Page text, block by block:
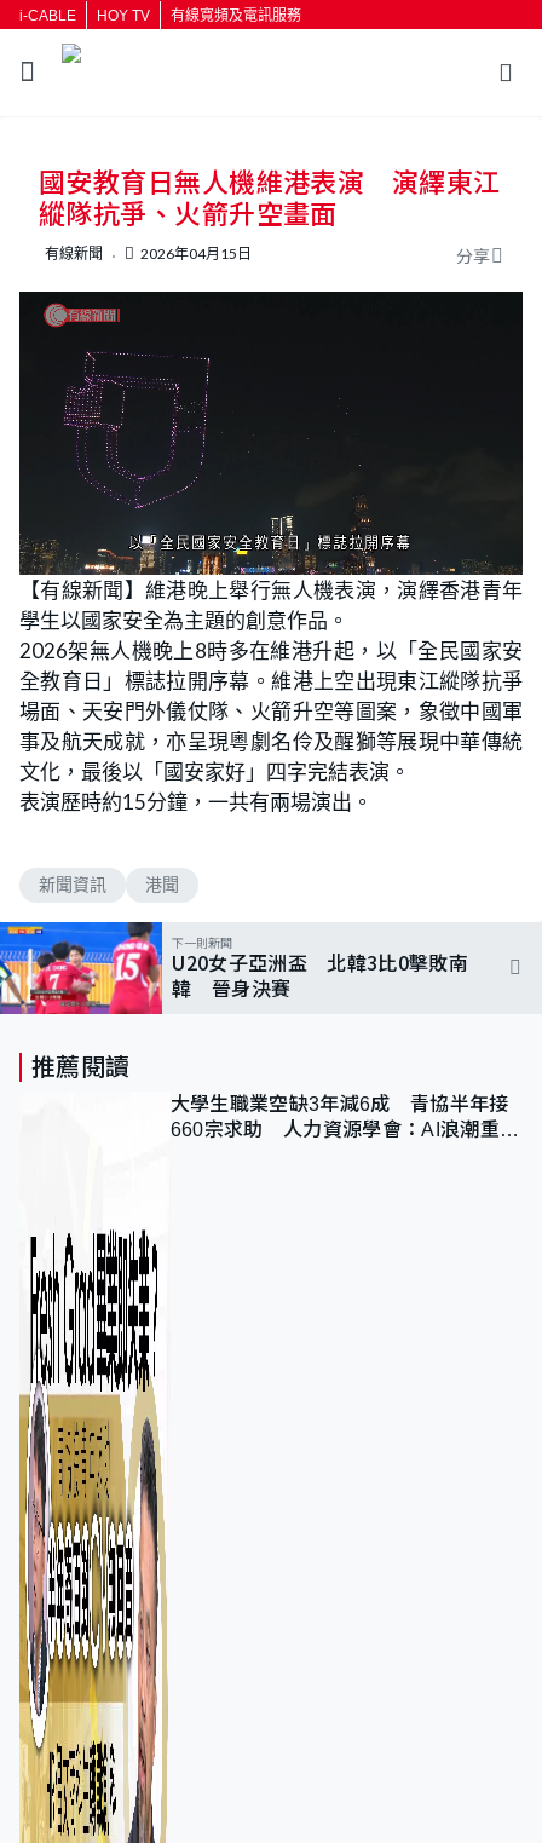
i-CABLE HOY TV 有線寬頻及電訊服務
按輸入鍵開始搜尋
國安教育日無人機維港表演 演繹東江
縱隊抗爭、火箭升空畫面
有線新聞 2026年04月15日 分享
U
n
m
t
e
L
o
a
d
e
d
:
5
6
.
2
5
%
【有線新聞】維港晚上舉行無人機表演，演繹香港青年
學生以國家安全為主題的創意作品。
2026架無人機晚上8時多在維港升起，以「全民國家安
全教育日」標誌拉開序幕。維港上空出現東江縱隊抗爭
場面、天安門外儀仗隊、火箭升空等圖案，象徵中國軍
事及航天成就，亦呈現粵劇名伶及醒獅等展現中華傳統
文化，最後以「國安家好」四字完結表演。
表演歷時約15分鐘，一共有兩場演出。
新聞資訊 港聞
下一則新聞
U20女子亞洲盃 北韓3比0擊敗南
韓 晉身決賽
推薦閱讀
大學生職業空缺3年減6成 青協半年接
660宗求助 人力資源學會：AI浪潮重整